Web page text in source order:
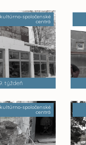
kultúrno-spoločenské
centrá
týždeň
kultúrno-spoločenské
centrá